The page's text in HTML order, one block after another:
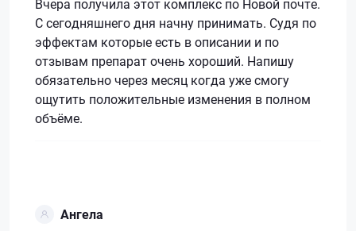
Вчера получила этот комплекс по Новой почте.
С сегодняшнего дня начну принимать. Судя по
эффектам которые есть в описании и по
отзывам препарат очень хороший. Напишу
обязательно через месяц когда уже смогу
ощутить положительные изменения в полном
объёме.
Ангела